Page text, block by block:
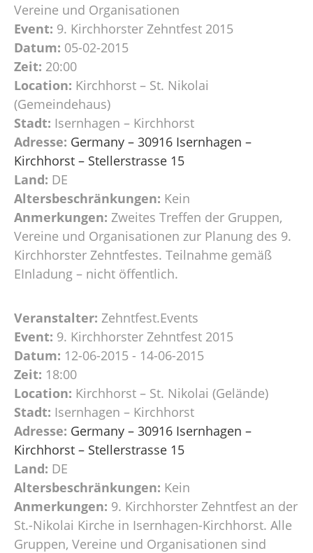
Vereine und Organisationen
Event: 9. Kirchhorster Zehntfest 2015
Datum: 05-02-2015
Zeit: 20:00
Location: Kirchhorst – St. Nikolai
(Gemeindehaus)
Stadt: Isernhagen – Kirchhorst
Adresse: Germany – 30916 Isernhagen –
Kirchhorst – Stellerstrasse 15
Land: DE
Altersbeschränkungen: Kein
Anmerkungen: Zweites Treffen der Gruppen,
Vereine und Organisationen zur Planung des 9.
Kirchhorster Zehntfestes. Teilnahme gemäß
EInladung – nicht öffentlich.
Veranstalter: Zehntfest.Events
Event: 9. Kirchhorster Zehntfest 2015
Datum: 12-06-2015 - 14-06-2015
Zeit: 18:00
Location: Kirchhorst – St. Nikolai (Gelände)
Stadt: Isernhagen – Kirchhorst
Adresse: Germany – 30916 Isernhagen –
Kirchhorst – Stellerstrasse 15
Land: DE
Altersbeschränkungen: Kein
Anmerkungen: 9. Kirchhorster Zehntfest an der
St.-Nikolai Kirche in Isernhagen-Kirchhorst. Alle
Gruppen, Vereine und Organisationen sind